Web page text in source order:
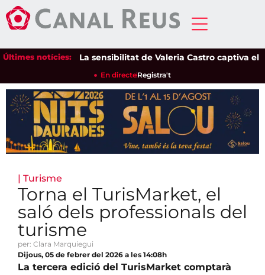
Últimes notícies:La sensibilitat de Valeria Castro captiva el
En directeRegistra't
| Turisme
Torna el TurisMarket, el
saló dels professionals del
turisme
per: Clara Marquiegui
Dijous, 05 de febrer del 2026 a les 14:08h
La tercera edició del TurisMarket comptarà